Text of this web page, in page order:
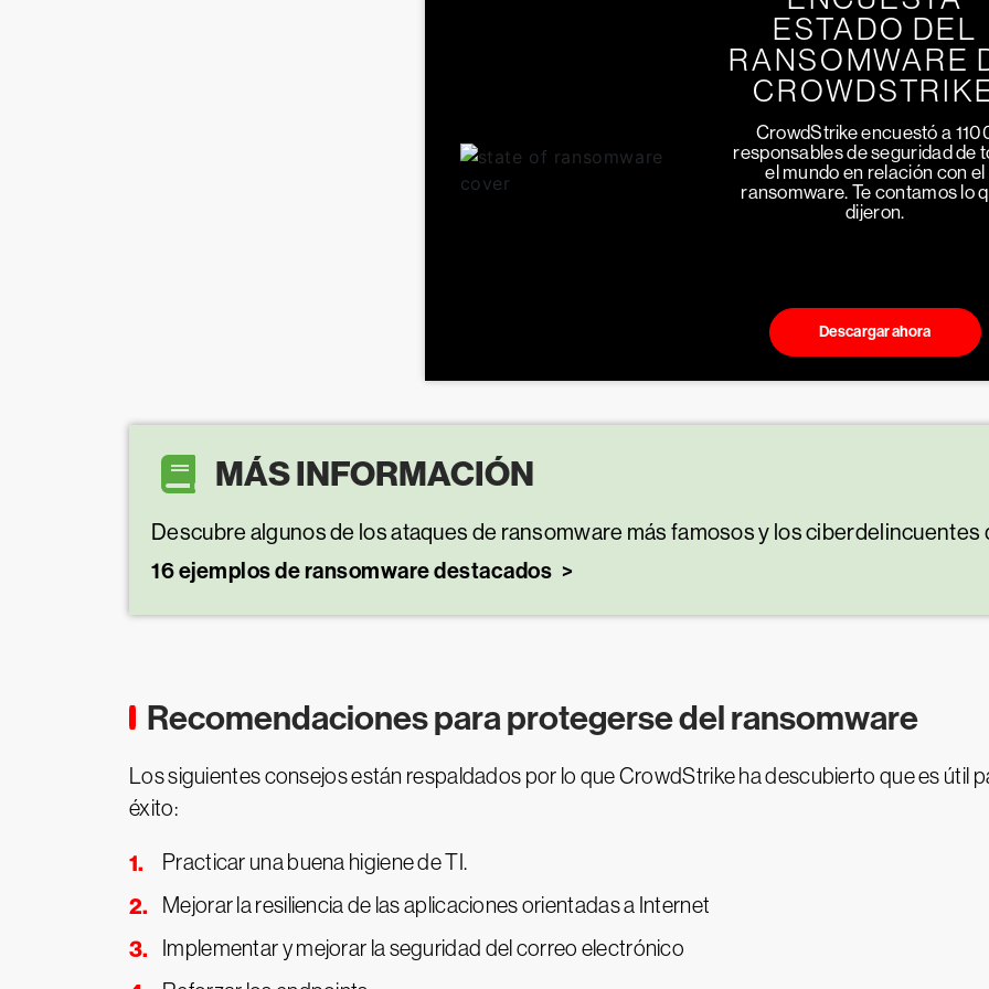
ESTADO DEL
RANSOMWARE
CrowdStrike encuestó a
responsables de seguridad de
el mundo en relación con el
ransomware. Te contamos lo
dijeron.
Descargar ahora
MÁS INFORMACIÓN
Descubre algunos de los ataques de ransomware más famosos y los ciberdelincuentes
16 ejemplos de ransomware destacados
Recomendaciones para protegerse del ransomware
Los siguientes consejos están respaldados por lo que CrowdStrike ha descubierto que es útil
éxito:
Practicar una buena higiene de TI.
Mejorar la resiliencia de las aplicaciones orientadas a Internet
Implementar y mejorar la seguridad del correo electrónico